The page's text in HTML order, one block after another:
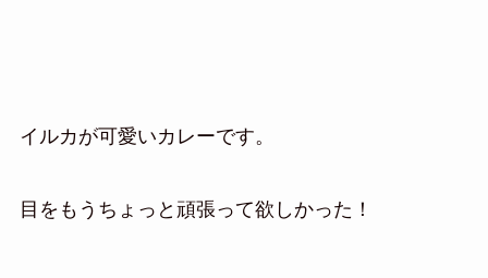
イルカが可愛いカレーです。
目をもうちょっと頑張って欲しかった！